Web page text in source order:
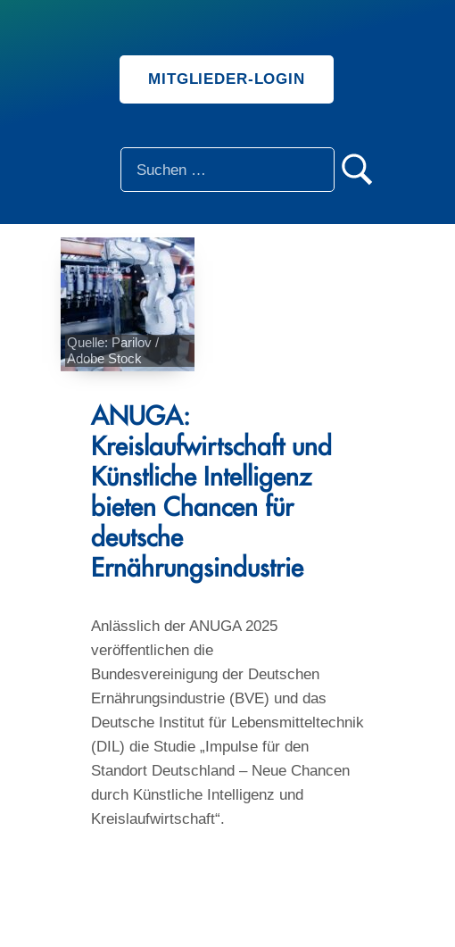
MITGLIEDER-LOGIN
Quelle: Parilov /
Adobe Stock
ANUGA:
Kreislaufwirtschaft und
Künstliche Intelligenz
bieten Chancen für
deutsche
Ernährungsindustrie
Anlässlich der ANUGA 2025
veröffentlichen die
Bundesvereinigung der Deutschen
Ernährungsindustrie (BVE) und das
Deutsche Institut für Lebensmitteltechnik
(DIL) die Studie „Impulse für den
Standort Deutschland – Neue Chancen
durch Künstliche Intelligenz und
Kreislaufwirtschaft“.